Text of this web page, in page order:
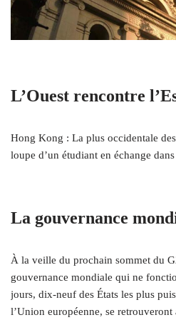
L’Ouest rencontre
Hong Kong : La plus occidentale
loupe d’un étudiant en échange
La gouvernance
À la veille du prochain sommet du
gouvernance mondiale qui ne
jours, dix-neuf des États les plus
l’Union européenne, se